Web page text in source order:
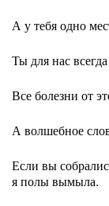
А у тебя одно
Ты для нас
Все болезни от
А волшебное
Если вы
я полы вымыла.